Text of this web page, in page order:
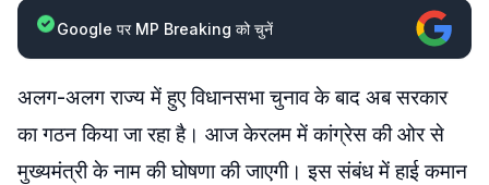
Google पर MP Breaking को चुनें
अलग-अलग राज्य में हुए विधानसभा चुनाव के बाद अब सरकार
का गठन किया जा रहा है। आज केरलम में कांग्रेस की ओर से
मुख्यमंत्री के नाम की घोषणा की जाएगी। इस संबंध में हाई कमान